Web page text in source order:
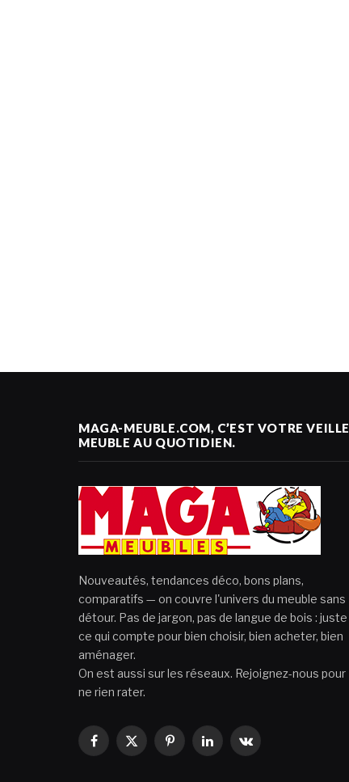
MAGA-MEUBLE.COM, C’EST VOTRE VEILLE
MEUBLE AU QUOTIDIEN.
Nouveautés, tendances déco, bons plans,
comparatifs — on couvre l'univers du meuble sans
détour. Pas de jargon, pas de langue de bois : juste
ce qui compte pour bien choisir, bien acheter, bien
aménager.
On est aussi sur les réseaux. Rejoignez-nous pour
ne rien rater.
Facebook
X
PinterestLinkedInVKontakte